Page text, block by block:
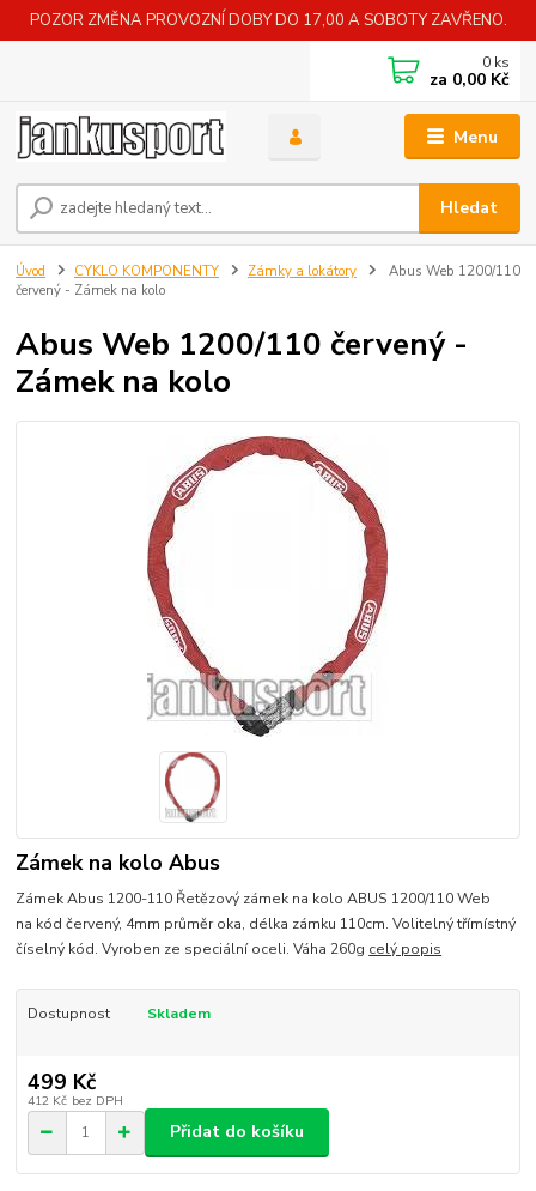
POZOR ZMĚNA PROVOZNÍ DOBY DO 17,00 A SOBOTY ZAVŘENO.
Menu
Hledat
0 ks
za 0,00 Kč
Úvod CYKLO KOMPONENTY Zámky a lokátory
Abus Web 1200/110
červený - Zámek na kolo
Abus Web 1200/110 červený -
Zámek na kolo
Zámek na kolo Abus
Zámek Abus 1200-110 Řetězový zámek na kolo ABUS 1200/110 Web
na kód červený, 4mm průměr oka, délka zámku 110cm. Volitelný třímístný
číselný kód. Vyroben ze speciální oceli. Váha 260g celý popis
Dostupnost Skladem
499 Kč
412 Kč bez DPH
Přidat do košíku